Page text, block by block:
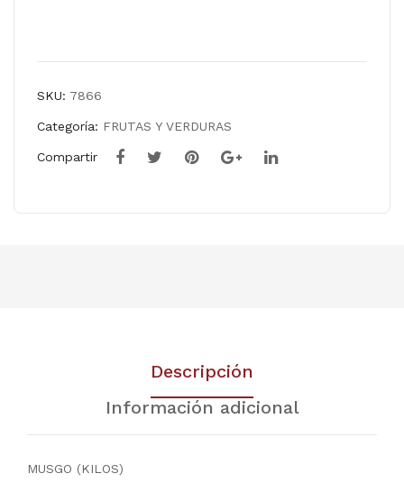
SKU: 7866
Categoría: FRUTAS Y VERDURAS
Compartir
Descripción
Información adicional
MUSGO (KILOS)